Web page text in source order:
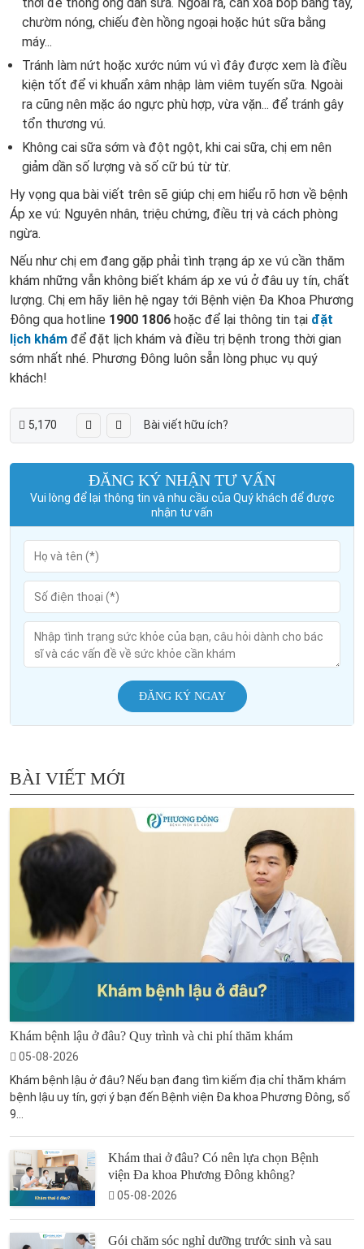
chườm nóng, chiếu đèn hồng ngoại hoặc hút sữa bằng
máy...
Tránh làm nứt hoặc xước núm vú vì đây được xem là điều
kiện tốt để vi khuẩn xâm nhập làm viêm tuyến sữa. Ngoài
ra cũng nên mặc áo ngực phù hợp, vừa vặn... để tránh gây
tổn thương vú.
Không cai sữa sớm và đột ngột, khi cai sữa, chị em nên
giảm dần số lượng và số cữ bú từ từ.
Hy vọng qua bài viết trên sẽ giúp chị em hiểu rõ hơn về bệnh
Áp xe vú: Nguyên nhân, triệu chứng, điều trị và cách phòng
ngừa.
Nếu như chị em đang gặp phải tình trạng áp xe vú cần thăm
khám những vẫn không biết khám áp xe vú ở đâu uy tín, chất
lượng. Chị em hãy liên hệ ngay tới Bệnh viện Đa Khoa Phương
Đông qua hotline 1900 1806 hoặc để lại thông tin tại đặt
lịch khám để đặt lịch khám và điều trị bệnh trong thời gian
sớm nhất nhé. Phương Đông luôn sẵn lòng phục vụ quý
khách!
5,170 Bài viết hữu ích?
ĐĂNG KÝ NHẬN TƯ VẤN
Vui lòng để lại thông tin và nhu cầu của Quý khách để được
nhận tư vấn
ĐĂNG KÝ NGAY
BÀI VIẾT MỚI
Khám bệnh lậu ở đâu? Quy trình và chi phí thăm khám
05-08-2026
Khám bệnh lậu ở đâu? Nếu bạn đang tìm kiếm địa chỉ thăm khám
bệnh lậu uy tín, gợi ý bạn đến Bệnh viện Đa khoa Phương Đông, số
9...
Khám thai ở đâu? Có nên lựa chọn Bệnh
viện Đa khoa Phương Đông không?
05-08-2026
Gói chăm sóc nghỉ dưỡng trước sinh và sau